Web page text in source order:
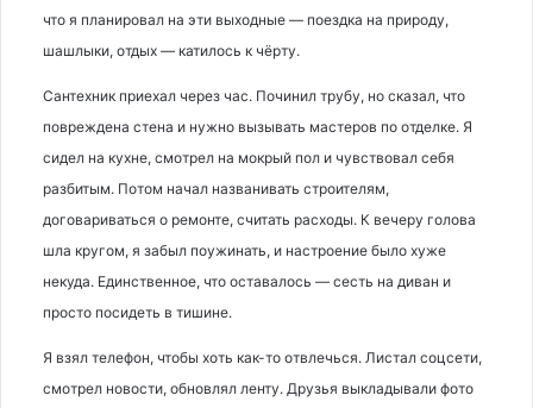
что я планировал на эти выходные — поездка на природу,
шашлыки, отдых — катилось к чёрту.
Сантехник приехал через час. Починил трубу, но сказал, что
повреждена стена и нужно вызывать мастеров по отделке. Я
сидел на кухне, смотрел на мокрый пол и чувствовал себя
разбитым. Потом начал названивать строителям,
договариваться о ремонте, считать расходы. К вечеру голова
шла кругом, я забыл поужинать, и настроение было хуже
некуда. Единственное, что оставалось — сесть на диван и
просто посидеть в тишине.
Я взял телефон, чтобы хоть как-то отвлечься. Листал соцсети,
смотрел новости, обновлял ленту. Друзья выкладывали фото